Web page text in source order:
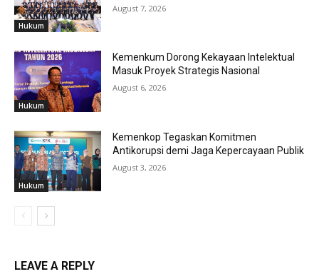
Hukum
August 7, 2026
Hukum
Kemenkum Dorong Kekayaan Intelektual
Masuk Proyek Strategis Nasional
August 6, 2026
Hukum
Kemenkop Tegaskan Komitmen
Antikorupsi demi Jaga Kepercayaan Publik
August 3, 2026
LEAVE A REPLY